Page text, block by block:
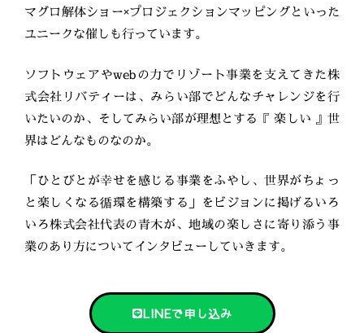
マグロ解体ショー×プロジェクションマッピングといった
ユニークな催しも行っています。
ソフトウェアやwebの力でリゾート事業を支えてきた株
式会社リバティーは、みらい部でどんなチャレンジを行
いたいのか、そしてみらい部が理想とする『 楽しい 』世
界はどんなものなのか。
「ひとびとが幸せを感じる事業をふやし、世界がちょっ
と楽しくなる循環を構築する」をビジョンに掲げるいろ
いろ株式会社代表の青木が、地域の楽しさに寄り添う事
業のあり方についてインタビューしていきます。
LINEで申し込み